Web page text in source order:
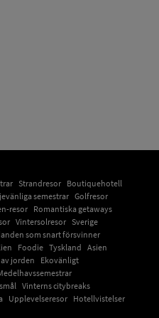
Strandresor Boutiquehotell
semestrar Golfresor
resor Romantiska getaways
Vintersolresor Sverige
som snart försvinner
Foodie Tyskland Asien
jorden
Ekovänligt
Vinterns citybreaks
Upplevelseresor Hotellvistelser